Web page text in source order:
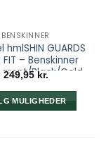
BENSKINNER
hmlSHIN GUARDS
FIT – Benskinner
Black/Gold
249,95 kr.
MULIGHEDER